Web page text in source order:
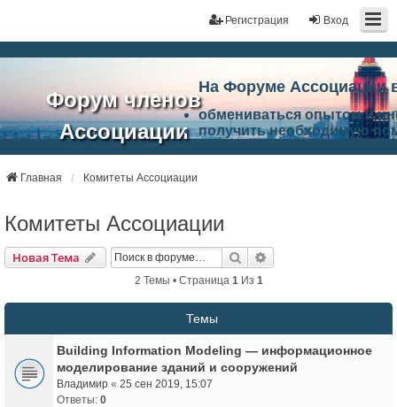
Вход
Регистрация
Форум членов
Ассоциации
портал"
На Форуме Ассоциации
обмениваться опытом и
получить необходимую
работа Форума
Ассоциации.
Главная Комитеты Ассоциации
Комитеты Ассоциации
Новая Тема Поиск
2 Темы • Страница 1 Из 1
Темы
Building Information Modeling — информационное
моделирование зданий и сооружений
Владимир « 25 сен 2019, 15:07
Ответы: 0